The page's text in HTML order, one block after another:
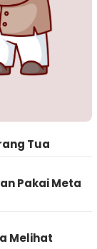
Tua
Pakai Meta
Melihat